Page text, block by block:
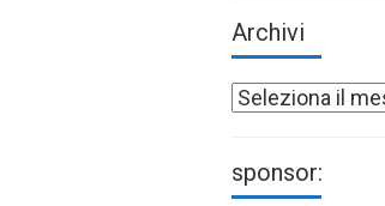
Archivi
Archivi
sponsor: